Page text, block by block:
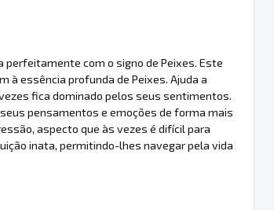
perfeitamente com o signo de Peixes. Este
à essência profunda de Peixes. Ajuda a
fica dominado pelos seus sentimentos.
pensamentos e emoções de forma mais
aspecto que às vezes é difícil para
inata, permitindo-lhes navegar pela vida